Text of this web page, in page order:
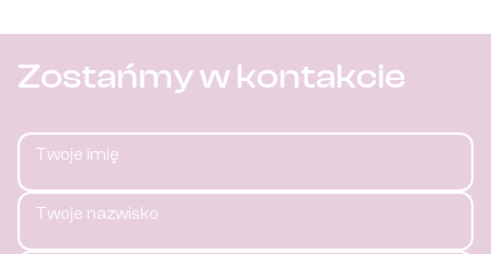
Zostańmy w kontakcie
Twoje imię
Twoje nazwisko